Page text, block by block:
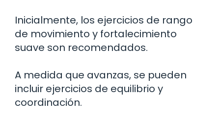
Inicialmente, los ejercicios de rango
de movimiento y fortalecimiento
suave son recomendados.
A medida que avanzas, se pueden
incluir ejercicios de equilibrio y
coordinación.